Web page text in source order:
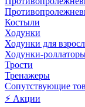
Костыли
Ходунки
Ходунки для
Ходунки-
Трости
Тренажеры
Сопутствующие
⚡ Акции